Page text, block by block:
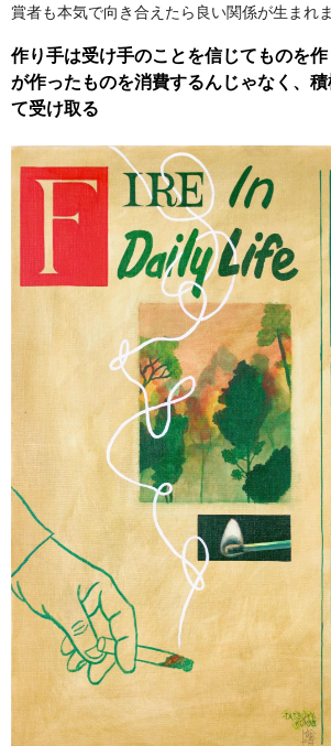
賞者も本気で向き合えたら良い関係が生まれま
作り手は受け手のことを信じてものを
が作ったものを消費するんじゃなく、
て受け取る